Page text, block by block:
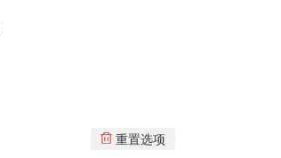
重置选项